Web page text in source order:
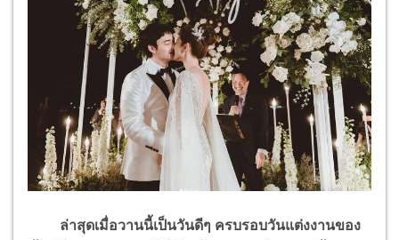
ล่าสุดเมื่อวานนี้เป็นวันดีๆ ครบรอบวันแต่งงานของ